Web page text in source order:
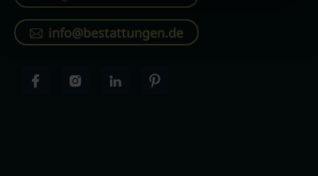
info@bestattungen.de